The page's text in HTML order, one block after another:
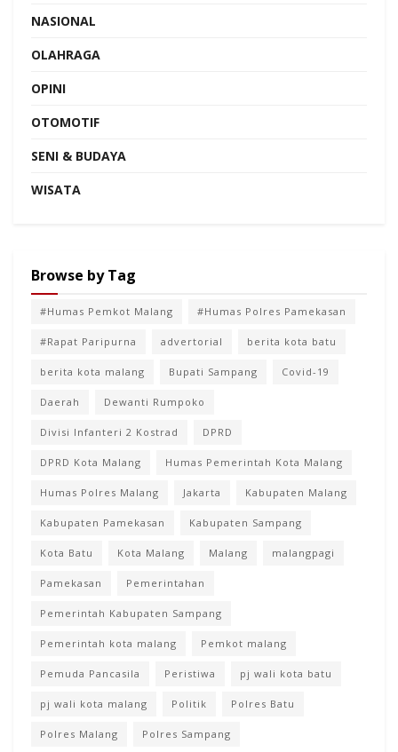
NASIONAL
OLAHRAGA
OPINI
OTOMOTIF
SENI & BUDAYA
WISATA
Browse by Tag
#Humas Pemkot Malang #Humas Polres Pamekasan
#Rapat Paripurna advertorial berita kota batu
berita kota malang Bupati Sampang Covid-19
Daerah Dewanti Rumpoko
Divisi Infanteri 2 Kostrad DPRD
DPRD Kota Malang Humas Pemerintah Kota Malang
Humas Polres Malang Jakarta Kabupaten Malang
Kabupaten Pamekasan Kabupaten Sampang
Kota Batu Kota Malang Malang malangpagi
Pamekasan Pemerintahan
Pemerintah Kabupaten Sampang
Pemerintah kota malang Pemkot malang
Pemuda Pancasila Peristiwa pj wali kota batu
pj wali kota malang Politik Polres Batu
Polres Malang Polres Sampang